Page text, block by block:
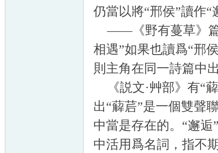
仍當以將“邢侯”讀作“
——《野有蔓草》篇
相遇”如果也讀爲“邢
則主角在同一詩篇中
《説文·艸部》有“
出“薢茩”是一個雙聲
中當是存在的。“邂
中活用爲名詞，指不